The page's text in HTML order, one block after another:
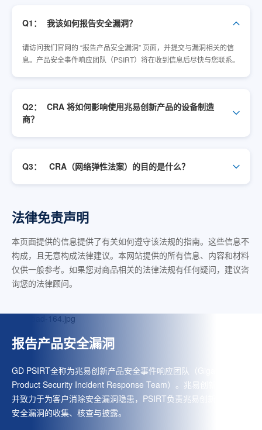
Q1： 我该如何报告安全漏洞？
请访问我们官网的 “报告产品安全漏洞” 页面，并提交与漏洞相关的信
息。产品安全事件响应团队（PSIRT）将在收到信息后尽快与您联系。
Q2：
CRA 将如何影响使用兆易创新产品的设备制造
商？
Q3： CRA（网络弹性法案）的目的是什么？
法律免责声明
本页面提供的信息提供了有关如何遵守该法规的指南。这些信息不
构成，且无意构成法律建议。本网站提供的所有信息、内容和材料
仅供一般参考。如果您对商品相关的法律法规有任何疑问，建议咨
询您的法律顾问。
报告产品安全漏洞
GD PSIRT全称为兆易创新产品安全事件响应团队（GigaDevice
Product Security Incident Response Team）。兆易创新高度重视
并致力于为客户消除安全漏洞隐患，PSIRT负责兆易创新产品相关
安全漏洞的收集、核查与披露。